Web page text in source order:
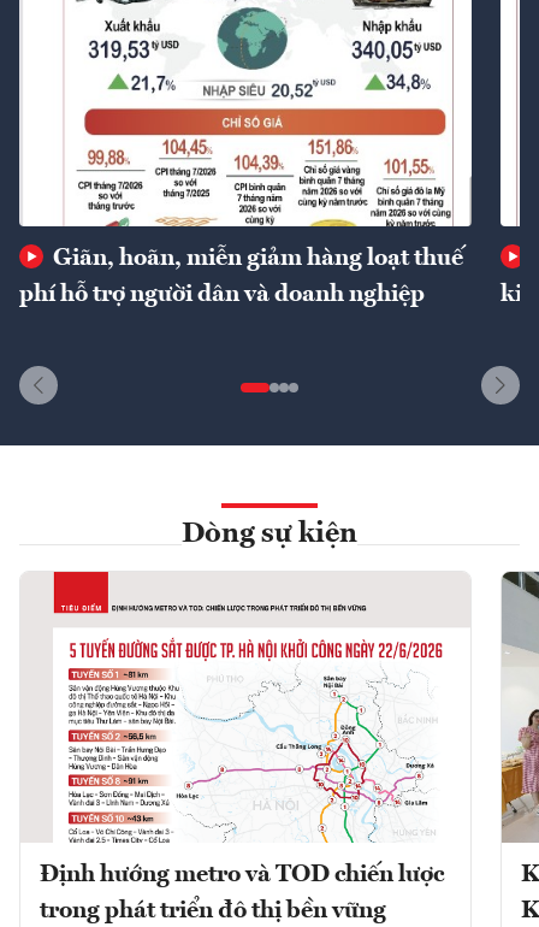
Giãn, hoãn, miễn giảm hàng loạt thuế
phí hỗ trợ người dân và doanh nghiệp
Dòng sự kiện
Định hướng metro và TOD chiến lược
trong phát triển đô thị bền vững